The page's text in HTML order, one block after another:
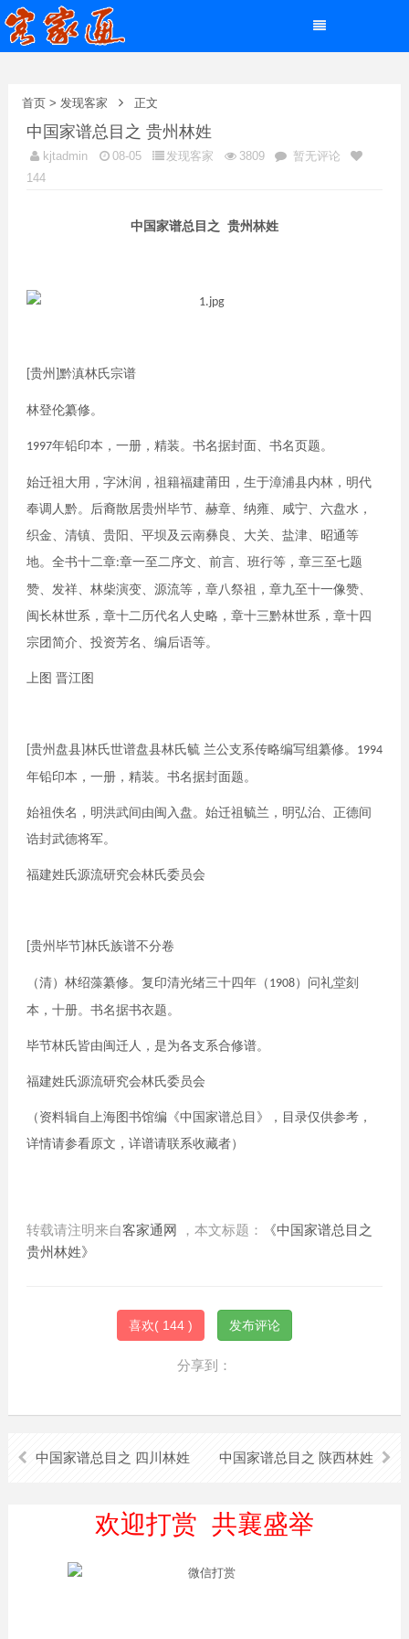
首页> 发现客家 正文
中国家谱总目之 贵州林姓
kjtadmin 08-05 发现客家 3809
暂无评论
144
中国家谱总目之 贵州林姓
贵州 黔滇林氏宗谱
林登伦纂修。
1997年铅印本 ， 一册， 精装。书名据封面、书名 页题。
始迁祖大用 ， 字沐润 ， 祖籍福建莆田 ， 生于漳浦县内林， 明代
奉调人黔。后裔散居贵州毕节、赫章、纳雍、咸宁、六盘水，
织金、清镇、贵阳、平坝及云南彝良、大关、盐津、昭通等
地。全书十二章:章一至二序文、前言、班行等， 章三至七题
赞、 发祥、林柴演变、源流等，章八祭祖，章九至十一像赞、
闽长林世系， 章十二历代名人史略 ， 章十三黔林世系， 章十四
宗团简介、投资芳名、编后语等。
上图 晋江图
贵州盘县] 林氏世谱盘县林氏毓 兰公支系传略编写组纂修。 1994
年铅印本，一册， 精装。书名据封面题。
始祖佚名 ， 明洪武间由闽入盘。始迁祖毓兰， 明弘治、正德间
诰封武德将军。
福建姓氏源流研究会林氏委员会
贵州毕节 林氏族谱不分卷
（清）林绍藻纂修。复印清光绪三十四年（ 1908） 问礼堂刻
本 ， 十册。 书名据书衣题。
毕节林氏皆由闽迁人 ， 是为各支系合修谱。
福建姓氏源流研究会林氏委员会
（资料辑自上海图书馆编《中国家谱总目》，目录仅供参考，
详情请参看原文，详谱请联系收藏者）
转载请注明来自客家通网 ，本文标题：
《中国家谱总目之
贵州林姓》
喜欢( 144 ) 发布评论
分享到：
中国家谱总目之 四川林姓 中国家谱总目之 陕西林姓
欢迎打赏 共襄盛举